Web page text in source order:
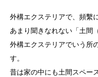
外構エクステリアで、頻繫
あまり聞きなれない「土間
外構エクステリアでいう所
す。
昔は家の中にも土間スペー